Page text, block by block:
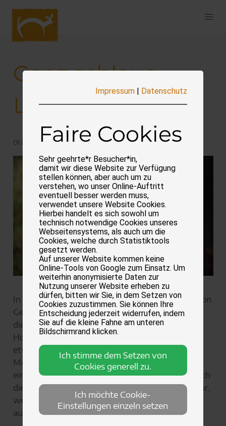
Navigation
überspringen
Ganz schlaue
Lauscherchen
01.03.2026
In den meisten Fällen lernen Hunde die Namen von
Gegenständen, indem ihre Bezugsperson ihnen
diese mehrfach zeigt und dabei benennt.
Hochbegabte Hunde können jedoch offenbar
etwas, das bisher nur bei Kindern ab etwa 18
Monaten beobachtet worden ist: Sie belauschen
ein Gespräch zwischen Menschen und merken sich
die darin genannten Gegenstände – und das sogar,
wenn Wort und Gegenstand zeitversetzt
auftauchen.
Impressum Datenschutz
Faire Cookies
Sehr geehrte*r Besucher*in,
damit wir diese Website zur Verfügung
stellen können, aber auch um zu
verstehen, wo unser Online-Auftritt
eventuell besser werden muss,
verwendet unsere Website Cookies.
Hierbei handelt es sich sowohl um
technisch notwendige Cookies unseres
Webseitensystems, als auch um die
Cookies, welche durch Statistiktools
gesetzt werden.
Auf unserer Website kommen keine
Online-Tools von Google zum Einsatz. Um
weiterhin anonymisierte Daten zur
Nutzung unserer Website erheben zu
dürfen, bitten wir Sie, in dem Setzen von
Cookies zuzustimmen. Sie können Ihre
Entscheidung jederzeit widerrufen, indem
Sie auf die kleine Fahne am unteren
Bildschirmrand klicken.
Ich stimme dem Setzen von
Cookies generell zu.
Ich möchte Cookie-
Einstellungen einzeln setzen